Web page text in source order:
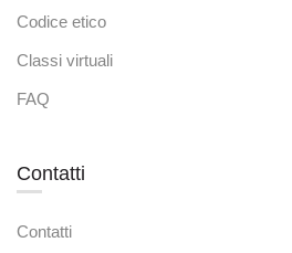
Codice etico
Classi virtuali
FAQ
Contatti
Contatti